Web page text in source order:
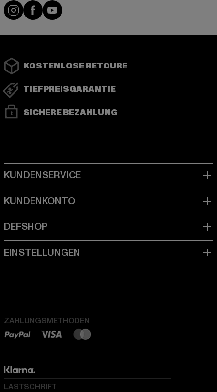
Instagram
FacebookYouTube
KOSTENLOSE RETOURE
TIEFPREISGARANTIE
SICHERE BEZAHLUNG
ZAHLUNGSMETHODEN
LASTSCHRIFT